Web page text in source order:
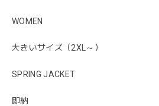
WOMEN
大きいサイズ（2XL～）
SPRING JACKET
即納